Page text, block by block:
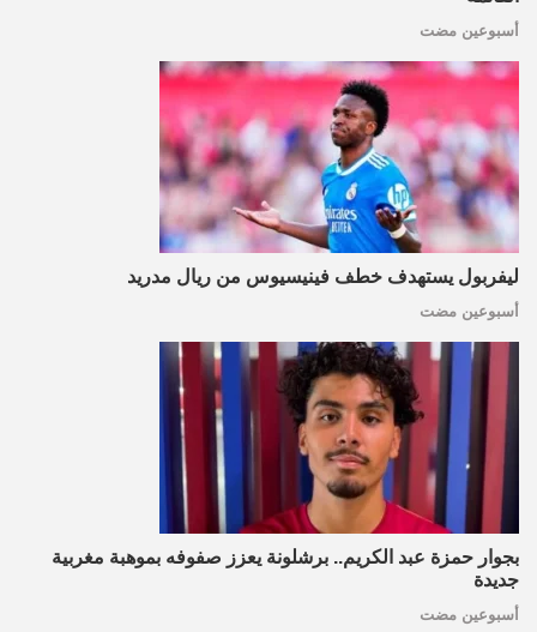
أسبوعين مضت
ليفربول يستهدف خطف فينيسيوس من ريال مدريد
أسبوعين مضت
بجوار حمزة عبد الكريم.. برشلونة يعزز صفوفه بموهبة مغربية
جديدة
أسبوعين مضت